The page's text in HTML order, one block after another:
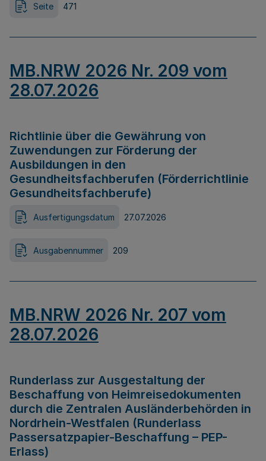
Seite 471
MB.NRW 2026 Nr. 209 vom
28.07.2026
Richtlinie über die Gewährung von
Zuwendungen zur Förderung der
Ausbildungen in den
Gesundheitsfachberufen (Förderrichtlinie
Gesundheitsfachberufe)
Ausfertigungsdatum 27.07.2026
Ausgabennummer 209
MB.NRW 2026 Nr. 207 vom
28.07.2026
Runderlass zur Ausgestaltung der
Beschaffung von Heimreisedokumenten
durch die Zentralen Ausländerbehörden in
Nordrhein-Westfalen (Runderlass
Passersatzpapier-Beschaffung – PEP-
Erlass)